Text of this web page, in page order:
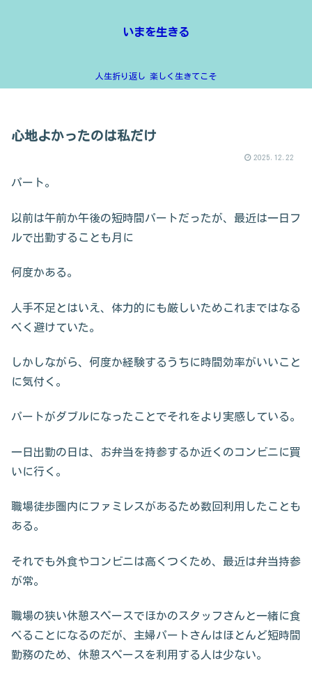
いまを生きる
人生折り返し 楽しく生きてこそ
心地よかったのは私だけ
2025.12.22
パート。
以前は午前か午後の短時間パートだったが、最近は一日フ
ルで出勤することも月に
何度かある。
人手不足とはいえ、体力的にも厳しいためこれまではなる
べく避けていた。
しかしながら、何度か経験するうちに時間効率がいいこと
に気付く。
パートがダブルになったことでそれをより実感している。
一日出勤の日は、お弁当を持参するか近くのコンビニに買
いに行く。
職場徒歩圏内にファミレスがあるため数回利用したことも
ある。
それでも外食やコンビニは高くつくため、最近は弁当持参
が常。
職場の狭い休憩スペースでほかのスタッフさんと一緒に食
べることになるのだが、主婦パートさんはほとんど短時間
勤務のため、休憩スペースを利用する人は少ない。